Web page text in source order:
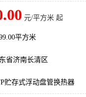
元/平方米 起
平方米
省济南长清区
贮存式浮动盘管换热器